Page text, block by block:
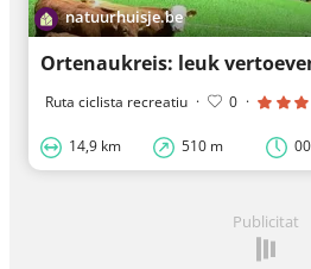
natuurhuisje.be
Ortenaukreis: leuk
Ruta ciclista recreatiu · 0 ·
14,9 km 510 m
Publicitat